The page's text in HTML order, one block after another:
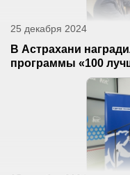
25 декабря 2024
В Астрахани
программы «100